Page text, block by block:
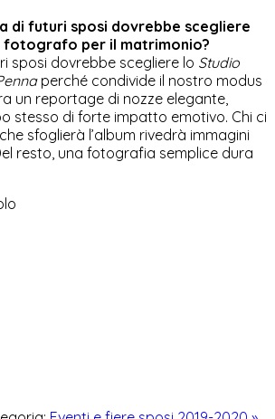
di futuri sposi dovrebbe scegliere
fotografo per il matrimonio?
sposi dovrebbe scegliere lo Studio
perché condivide il nostro modus
un reportage di nozze elegante,
stesso di forte impatto emotivo. Chi ci
sfoglierà l’album rivedrà immagini
resto, una fotografia semplice dura